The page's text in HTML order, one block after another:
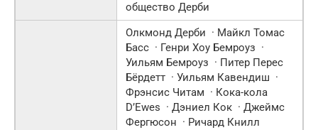
общество Дерби
Олкмонд Дерби · Майкл Томас
Басс · Генри Хоу Бемроуз ·
Уильям Бемроуз · Питер Перес
Бёрдетт · Уильям Кавендиш ·
Фрэнсис Читам · Кока-кола
D’Ewes · Дэниел Кок · Джеймс
Фергюсон · Ричард Книлл